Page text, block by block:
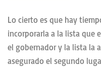
Lo cierto es que hay
incorporarla a la lista que
el gobernador y la lista la
asegurado el segundo